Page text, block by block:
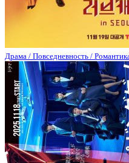
Драма / Повседневность /